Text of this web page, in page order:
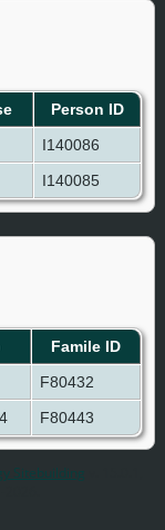
Person ID
I140086
I140085
Famile ID
F80432
F80443
Sitebuilding